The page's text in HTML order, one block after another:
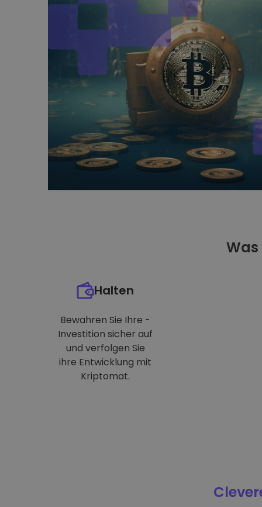
Halten
Bewahren Sie Ihre -
Investition sicher auf
und verfolgen Sie
ihre Entwicklung mit
Kriptomat.